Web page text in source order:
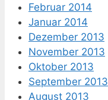
Februar 2014
Januar 2014
Dezember 2013
November 2013
Oktober 2013
September 2013
August 2013